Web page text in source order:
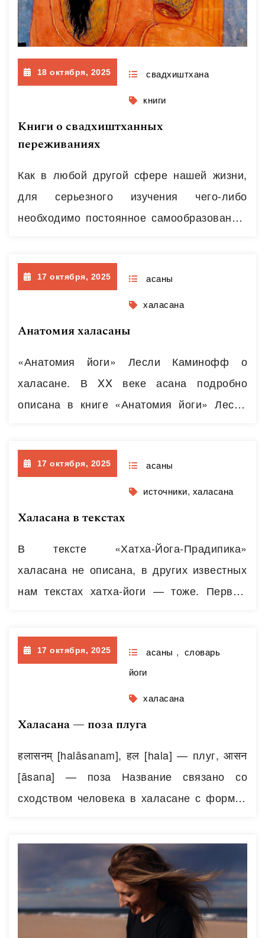
18 октября, 2025 свадхиштхана
книги
Книги о свадхиштханных
переживаниях
Как в любой другой сфере нашей жизни,
для серьезного изучения чего-либо
необходимо постоянное самообразование,
сексуальности пестрит множеством
профанаций или поверхностных
технических инструкций. Иногда отсеять
действительно стоящие работы бывает
Сыркина) Часто самую известную книгу о
сексе представляют как сборник
разнообразных поз. Конечно…Читать далее
17 октября, 2025 асаны
халасана
Анатомия халасаны
«Анатомия йоги» Лесли Каминофф о
халасане. В XX веке асана подробно
описана в книге «Анатомия йоги» Лесли
иллюстрацию.. Работающие мышцы в
халасане ∎ большая и малая задние
прямые мышцы головы, ∎ верхняя и
нижняя косые мышцы головы (действуют
∎ передняя зубчатая мышца; ∎
клювовидно-плечевая мышца; ∎ большая
и… Читать далее
17 октября, 2025 асаны
источники, халасана
Халасана в текстах
В тексте «Хатха-Йога-Прадипика»
халасана не описана, в других известных
нам текстах хатха-йоги — тоже. Первые
веке в книгах Айенгара «Свет Йоги, Шри
Йогендра «Личная гигиена Йога», «Йога-
Макаранда» Шри Т. Кришнамачарьи. Такие
варианты халасаны в книге
Кришнамачарьи носят название «Урдхва-
17 октября, 2025 асаны ,
словарь
йоги
халасана
Халасана — поза плуга
हलासनम् [halāsanam], हल [hala] — плуг, आसन
[āsana] — поза Название связано со
сходством человека в халасане с формой
знать, как выглядел плуг в Индии. Древне-
Индийский изображений халасаны нам
найти не удалось, однако существует
изображение человека в подобной позе в
Египте. В животном мире в похожей позе